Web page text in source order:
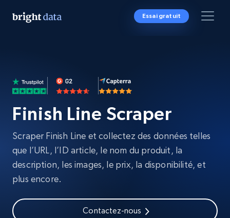
Essai gratuit
Finish Line Scraper
Scraper Finish Line et collectez des données telles
que l’URL, l’ID article, le nom du produit, la
description, les images, le prix, la disponibilité, et
plus encore.
Contactez-nous